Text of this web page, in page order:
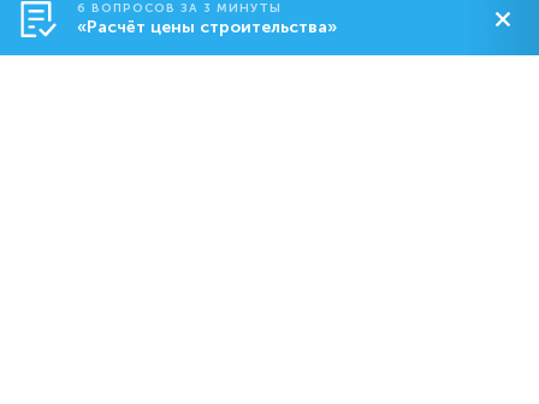
6 ВОПРОСОВ ЗА 3 МИНУТЫ
«Расчёт цены строительства»